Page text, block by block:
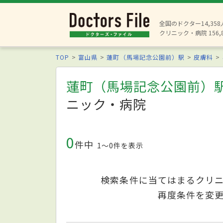
全国のドクター14,358
クリニック・病院
TOP 富山県 蓮町（馬場記念公園前）駅 皮膚科
蓮町（馬場記念公園前）
ニック・病院
0件中 1〜0件を表示
検索条件に当てはまるクリ
再度条件を変